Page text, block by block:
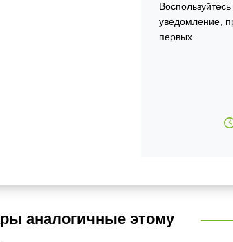
уведомление,
первых.
аналогичные этому